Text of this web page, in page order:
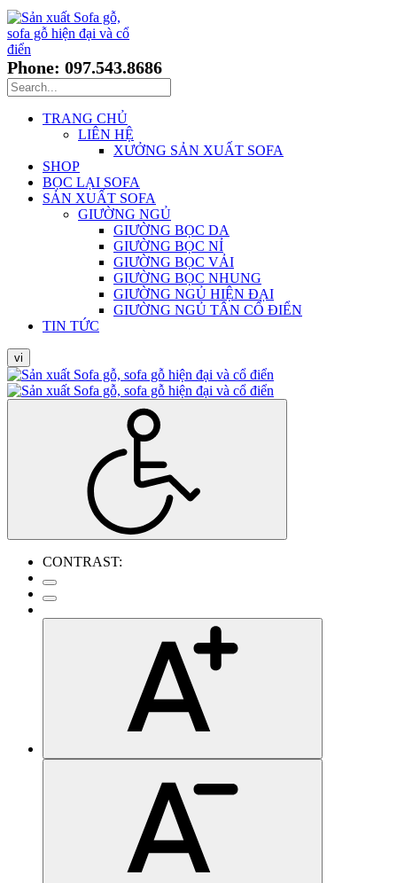
Phone: 097.543.8686
TRANG CHỦ
LIÊN HỆ
XƯỞNG SẢN XUẤT SOFA
SHOP
BỌC LẠI SOFA
SẢN XUẤT SOFA
GIƯỜNG NGỦ
GIƯỜNG BỌC DA
GIƯỜNG BỌC NỈ
GIƯỜNG BỌC VẢI
GIƯỜNG BỌC NHUNG
GIƯỜNG NGỦ HIỆN ĐẠI
GIƯỜNG NGỦ TÂN CỔ ĐIỂN
TIN TỨC
vi
CONTRAST: